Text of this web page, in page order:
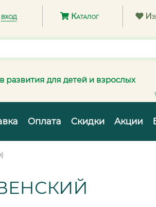
вход Каталог
развития для детей и взрослых
Оплата Скидки Акции